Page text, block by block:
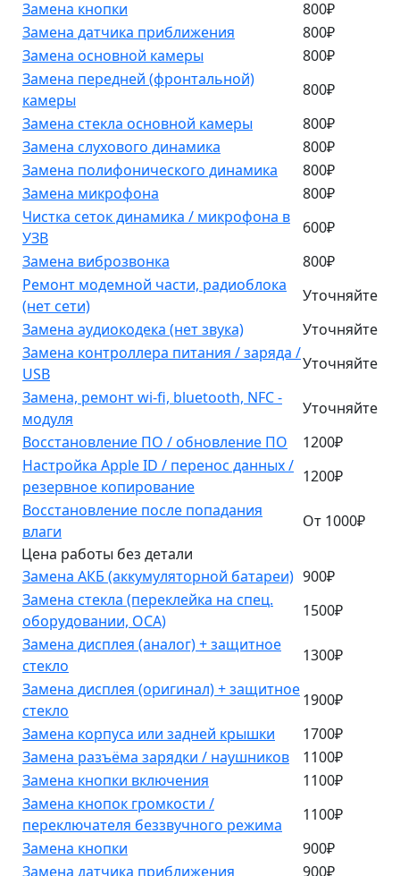
Замена кнопки
800₽
Замена датчика приближения
800₽
Замена основной камеры
800₽
Замена передней (фронтальной)
камеры
800₽
Замена стекла основной камеры
800₽
Замена слухового динамика
800₽
Замена полифонического динамика
800₽
Замена микрофона
800₽
Чистка сеток динамика / микрофона в
УЗВ
600₽
Замена виброзвонка
800₽
Ремонт модемной части, радиоблока
(нет сети)
Уточняйте
Замена аудиокодека (нет звука)
Уточняйте
Замена контроллера питания / заряда /
USB
Уточняйте
Замена, ремонт wi-fi, bluetooth, NFC -
модуля
Уточняйте
Восстановление ПО / обновление ПО
1200₽
Настройка Apple ID / перенос данных /
резервное копирование
1200₽
Восстановление после попадания
влаги
От 1000₽
Цена работы без детали
Замена АКБ (аккумуляторной батареи) 900₽
Замена стекла (переклейка на спец.
оборудовании, OCA)
1500₽
Замена дисплея (аналог) + защитное
стекло
1300₽
Замена дисплея (оригинал) + защитное
стекло
1900₽
Замена корпуса или задней крышки
1700₽
Замена разъёма зарядки / наушников
1100₽
Замена кнопки включения
1100₽
Замена кнопок громкости /
переключателя беззвучного режима
1100₽
Замена кнопки
900₽
Замена датчика приближения
900₽